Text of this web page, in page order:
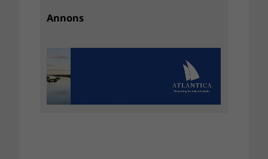
Annons